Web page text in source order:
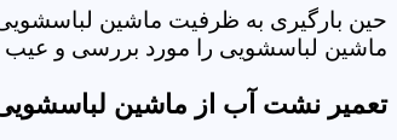
حین بارگیری به ظرفیت ماشین
ماشین لباسشویی را مورد بررسی و عیب
تعمیر نشت آب از ماشین